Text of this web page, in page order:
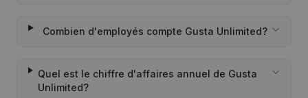
Combien d'employés compte Gusta Unlimited?
Quel est le chiffre d'affaires annuel de Gusta
Unlimited?